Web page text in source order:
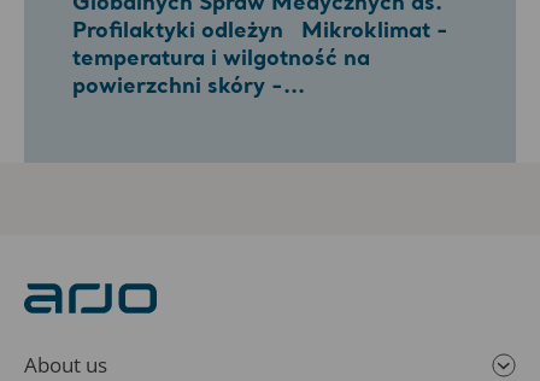
Profilaktyki odleżyn Mikroklimat -
temperatura i wilgotność na
powierzchni skóry -...
About us